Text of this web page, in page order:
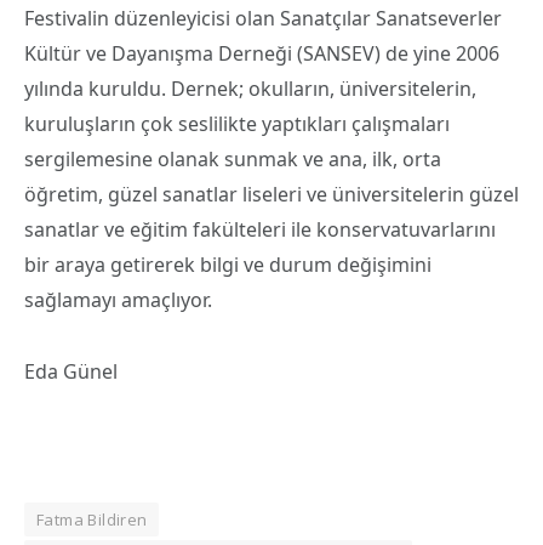
Festivalin düzenleyicisi olan Sanatçılar Sanatseverler
Kültür ve Dayanışma Derneği (SANSEV) de yine 2006
yılında kuruldu. Dernek; okulların, üniversitelerin,
kuruluşların çok seslilikte yaptıkları çalışmaları
sergilemesine olanak sunmak ve ana, ilk, orta
öğretim, güzel sanatlar liseleri ve üniversitelerin güzel
sanatlar ve eğitim fakülteleri ile konservatuvarlarını
bir araya getirerek bilgi ve durum değişimini
sağlamayı amaçlıyor.
Eda Günel
Fatma Bildiren